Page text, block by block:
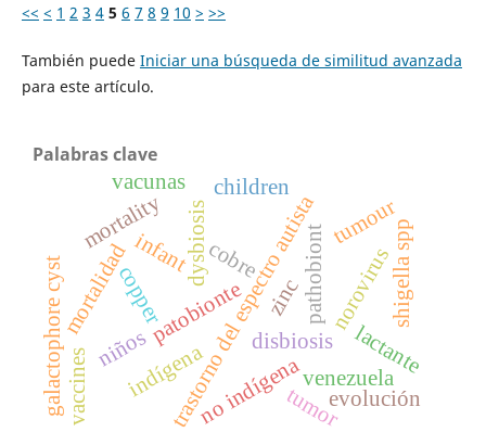
<< < 1 2 3 4 5 6 7 8 9 10 > >>
También puede Iniciar una búsqueda de similitud avanzada
para este artículo.
Palabras clave
trastorno del espectro autista
cobre
zinc
disbiosis
patobionte
copper
dysbiosis pathobiont
mortalidad
indígenano indígena
niños
venezuela
mortality
children
vacunas
norovirusshigella spp
vaccines tumor
lactante
galactophore cyst
tumour
infant
evolución